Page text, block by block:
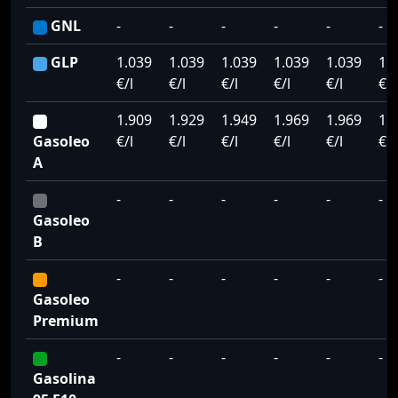
GNL
- - - - -
-
GLP
1.039
€/l
1.039
€/l
1.039
€/l
1.039
€/l
1.039
€/l
€/l
Gasoleo
A
1.909
€/l
1.929
€/l
1.949
€/l
1.969
€/l
1.969
€/l
€/l
Gasoleo
B
- - - - - -
Gasoleo
Premium
- - - - - -
Gasolina
- - - - - -